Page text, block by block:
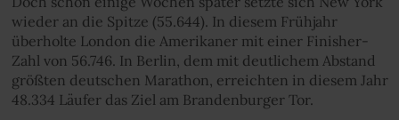
wieder an die Spitze (55.644). In diesem Frühjahr
überholte London die Amerikaner mit einer Finisher-
Zahl von 56.746. In Berlin, dem mit deutlichem Abstand
größten deutschen Marathon, erreichten in diesem Jahr
48.334 Läufer das Ziel am Brandenburger Tor.